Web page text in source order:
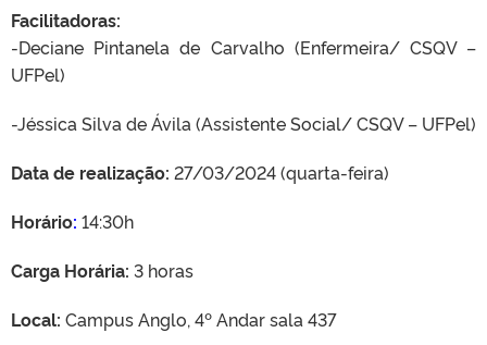
Facilitadoras:
-Deciane Pintanela de Carvalho (Enfermeira/ CSQV –
UFPel)
-Jéssica Silva de Ávila (Assistente Social/ CSQV – UFPel)
Data de realização: 27/03/2024 (quarta-feira)
Horário: 14:30h
Carga Horária: 3 horas
Local: Campus Anglo, 4º Andar sala 437